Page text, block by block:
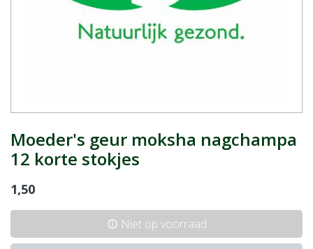
Moeder's geur moksha nagchampa
12 korte stokjes
1,50
info Niet op voorraad